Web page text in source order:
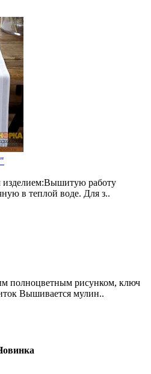
изделием:Вышитую работу
в теплой воде. Для з..
полноцветным рисунком, ключ
Вышивается мулин..